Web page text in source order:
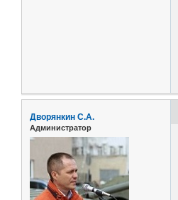
Дворянкин С.А.
Администратор